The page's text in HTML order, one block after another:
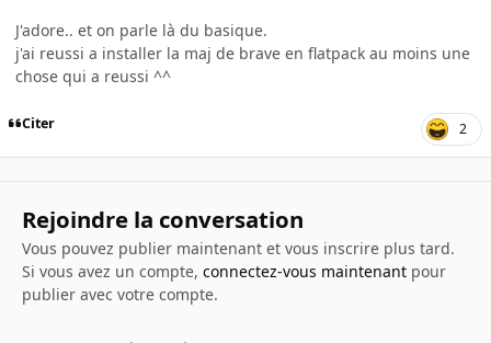
J'adore.. et on parle là du basique.
j'ai reussi a installer la maj de brave en flatpack au moins une
chose qui a reussi ^^
Citer 2
Rejoindre la conversation
Vous pouvez publier maintenant et vous inscrire plus tard.
Si vous avez un compte, connectez-vous maintenantpour
publier avec votre compte.